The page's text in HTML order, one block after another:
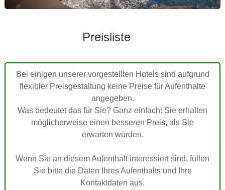
Preisliste
Bei einigen unserer vorgestellten Hotels sind aufgrund
flexibler Preisgestaltung keine Preise für Aufenthalte
angegeben.
Was bedeutet das für Sie? Ganz einfach: Sie erhalten
möglicherweise einen besseren Preis, als Sie
erwarten würden.
Wenn Sie an diesem Aufenthalt interessiert sind, füllen
Sie bitte die Daten Ihres Aufenthalts und Ihre
Kontaktdaten aus.